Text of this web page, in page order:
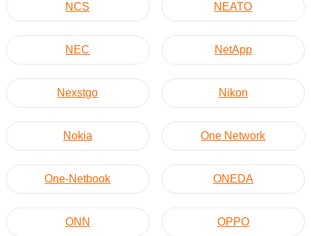
NCS NEATO
NEC NetApp
Nexstgo Nikon
Nokia One Network
One-Netbook ONEDA
ONN OPPO